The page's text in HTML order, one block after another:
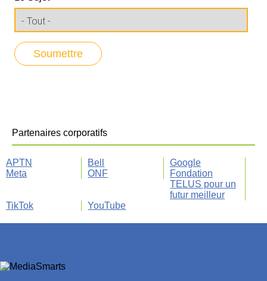
Partenaires corporatifs
APTN Bell
Google
Meta
ONF
Fondation
TELUS pour un
futur meilleur
TikTok
YouTube